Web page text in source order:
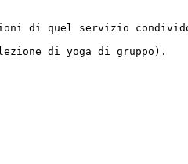
di quel servizio
di yoga di gruppo).